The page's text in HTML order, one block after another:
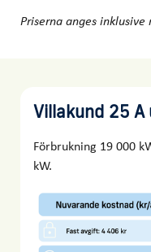
Priserna anges
Villakund 25 A
Förbrukning 19 000
kW.